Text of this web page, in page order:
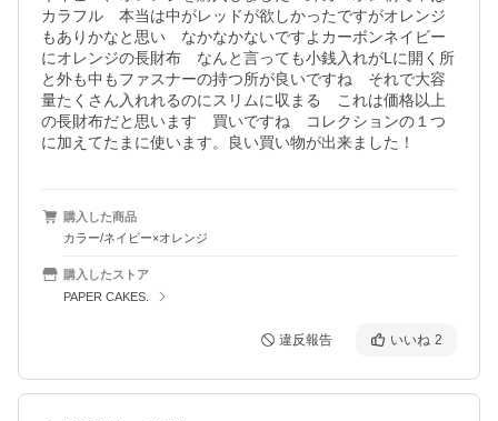
カラフル　本当は中がレッドが欲しかったですがオレンジ
もありかなと思い　なかなかないですよカーボンネイビー
にオレンジの長財布　なんと言っても小銭入れがLに開く所
と外も中もファスナーの持つ所が良いですね　それで大容
量たくさん入れれるのにスリムに収まる　これは価格以上
の長財布だと思います　買いですね　コレクションの１つ
に加えてたまに使います。良い買い物が出来ました！
購入した商品
カラー/ネイビー×オレンジ
購入したストア
PAPER CAKES.
違反報告 いいね 2